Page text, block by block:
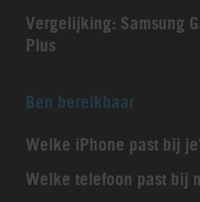
Vergelijking: Samsung
Plus
Ben bereikbaar
Welke iPhone past bij
Welke telefoon past bij